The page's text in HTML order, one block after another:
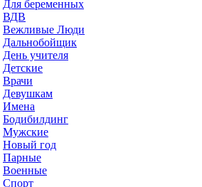
Для беременных
ВДВ
Вежливые Люди
Дальнобойщик
День учителя
Детские
Врачи
Девушкам
Имена
Бодибилдинг
Мужские
Новый год
Парные
Военные
Спорт